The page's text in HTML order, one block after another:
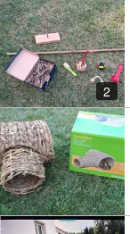
2